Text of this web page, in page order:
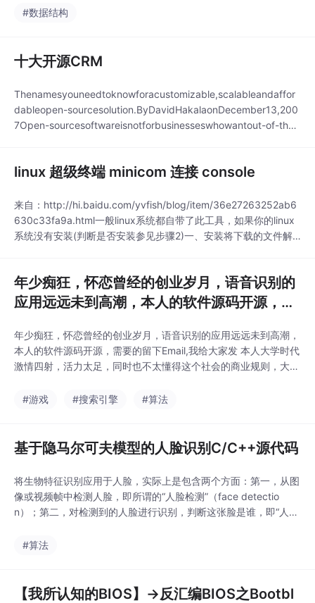
提供的驱动源代码等等。我这里一并进行补充说明。译文：====
#数据结构
十大开源CRM
Thenamesyouneedtoknowforacustomizable,scalableandaffor
dableopen-sourcesolution.ByDavidHakalaonDecember13,200
7Open-sourcesoftwareisnotforbusinesseswhowantout-of-the-
linux 超级终端 minicom 连接 console
来自：http://hi.baidu.com/yvfish/blog/item/36e27263252ab6
630c33fa9a.html一般linux系统都自带了此工具，如果你的linux
系统没有安装(判断是否安装参见步骤2)一、安装将下载的文件解
年少痴狂，怀恋曾经的创业岁月，语音识别的
应用远远未到高潮，本人的软件源码开源，需
年少痴狂，怀恋曾经的创业岁月，语音识别的应用远远未到高潮，
本人的软件源码开源，需要的留下Email,我给大家发 本人大学时代
激情四射，活力太足，同时也不太懂得这个社会的商业规则，大学
本人创建了"天狼星软件实验室",开发出12款软件,谋求做一番大事
#游戏 #搜索引擎 #算法
基于隐马尔可夫模型的人脸识别C/C++源代码
将生物特征识别应用于人脸，实际上是包含两个方面：第一，从图
像或视频帧中检测人脸，即所谓的“人脸检测”（face detectio
n）；第二，对检测到的人脸进行识别，判断这张脸是谁，即“人脸
征识别，其识别率、可靠性都无法与指纹、虹膜识别相提并论，但
#算法
【我所认知的BIOS】->反汇编BIOS之Bootbl